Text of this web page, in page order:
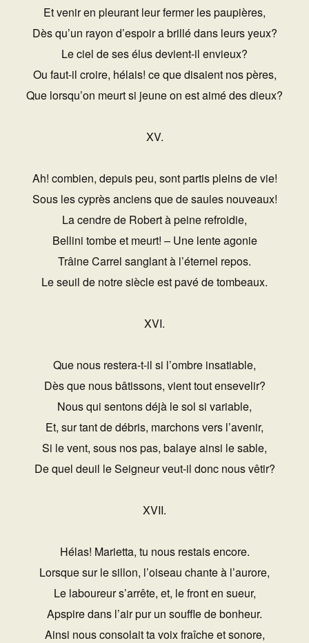
Et venir en pleurant leur fermer les paupières,
Dès qu’un rayon d’espoir a brillé dans leurs yeux?
Le ciel de ses élus devient-il envieux?
Ou faut-il croire, hélais! ce que disaient nos pères,
Que lorsqu’on meurt si jeune on est aimé des dieux?
XV.
Ah! combien, depuis peu, sont partis pleins de vie!
Sous les cyprès anciens que de saules nouveaux!
La cendre de Robert à peine refroidie,
Bellini tombe et meurt! – Une lente agonie
Trâine Carrel sanglant à l’éternel repos.
Le seuil de notre siècle est pavé de tombeaux.
XVI.
Que nous restera-t-il si l’ombre insatiable,
Dès que nous bâtissons, vient tout ensevelir?
Nous qui sentons déjà le sol si variable,
Et, sur tant de débris, marchons vers l’avenir,
Si le vent, sous nos pas, balaye ainsi le sable,
De quel deuil le Seigneur veut-il donc nous vêtir?
XVII.
Hélas! Marietta, tu nous restais encore.
Lorsque sur le sillon, l’oiseau chante à l’aurore,
Le laboureur s’arrête, et, le front en sueur,
Apspire dans l’air pur un souffle de bonheur.
Ainsi nous consolait ta voix fraîche et sonore,